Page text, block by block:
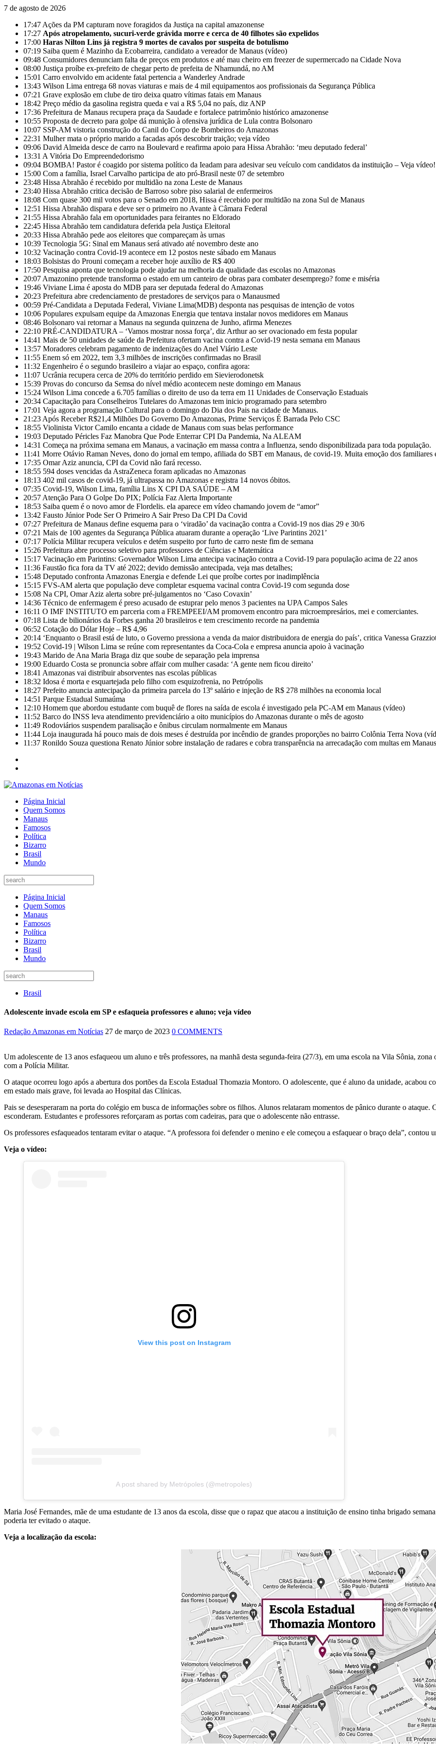
7 de agosto de 2026
17:47 Ações da PM capturam nove foragidos da Justiça na capital amazonense
17:27 Após atropelamento, sucuri-verde grávida morre e cerca de 40 filhotes são expelidos
17:00 Haras Nilton Lins já registra 9 mortes de cavalos por suspeita de botulismo
07:19 Saiba quem é Mazinho da Ecobarreira, candidato a vereador de Manaus (vídeo)
09:48 Consumidores denunciam falta de preços em produtos e até mau cheiro em freezer de supermercado na Cidade Nova
08:00 Justiça proíbe ex-prefeito de chegar perto de prefeita de Nhamundá, no AM
15:01 Carro envolvido em acidente fatal pertencia a Wanderley Andrade
13:43 Wilson Lima entrega 68 novas viaturas e mais de 4 mil equipamentos aos profissionais da Segurança Pública
07:21 Grave explosão em clube de tiro deixa quatro vítimas fatais em Manaus
18:42 Preço médio da gasolina registra queda e vai a R$ 5,04 no país, diz ANP
17:36 Prefeitura de Manaus recupera praça da Saudade e fortalece patrimônio histórico amazonense
10:55 Proposta de decreto para golpe dá munição à ofensiva jurídica de Lula contra Bolsonaro
10:07 SSP-AM vistoria construção do Canil do Corpo de Bombeiros do Amazonas
22:31 Mulher mata o próprio marido a facadas após descobrir traição; veja vídeo
09:06 David Almeida desce de carro na Boulevard e reafirma apoio para Hissa Abrahão: ‘meu deputado federal’
13:31 A Vitória Do Empreendedorismo
09:04 BOMBA! Pastor é coagido por sistema político da Ieadam para adesivar seu veículo com candidatos da instituição – Veja vídeo!
15:00 Com a família, Israel Carvalho participa de ato pró-Brasil neste 07 de setembro
23:48 Hissa Abrahão é recebido por multidão na zona Leste de Manaus
23:40 Hissa Abrahão critica decisão de Barroso sobre piso salarial de enfermeiros
18:08 Com quase 300 mil votos para o Senado em 2018, Hissa é recebido por multidão na zona Sul de Manaus
12:51 Hissa Abrahão dispara e deve ser o primeiro no Avante à Câmara Federal
21:55 Hissa Abrahão fala em oportunidades para feirantes no Eldorado
22:45 Hissa Abrahão tem candidatura deferida pela Justiça Eleitoral
20:33 Hissa Abrahão pede aos eleitores que compareçam às urnas
10:39 Tecnologia 5G: Sinal em Manaus será ativado até novembro deste ano
10:32 Vacinação contra Covid-19 acontece em 12 postos neste sábado em Manaus
18:03 Bolsistas do Prouni começam a receber hoje auxílio de R$ 400
17:50 Pesquisa aponta que tecnologia pode ajudar na melhoria da qualidade das escolas no Amazonas
20:07 Amazonino pretende transforma o estado em um canteiro de obras para combater desemprego? fome e miséria
19:46 Viviane Lima é aposta do MDB para ser deputada federal do Amazonas
20:23 Prefeitura abre credenciamento de prestadores de serviços para o Manausmed
00:59 Pré-Candidata a Deputada Federal, Viviane Lima(MDB) desponta nas pesquisas de intenção de votos
10:06 Populares expulsam equipe da Amazonas Energia que tentava instalar novos medidores em Manaus
08:46 Bolsonaro vai retornar a Manaus na segunda quinzena de Junho, afirma Menezes
22:10 PRÉ-CANDIDATURA – ‘Vamos mostrar nossa força’, diz Arthur ao ser ovacionado em festa popular
14:41 Mais de 50 unidades de saúde da Prefeitura ofertam vacina contra a Covid-19 nesta semana em Manaus
13:57 Moradores celebram pagamento de indenizações do Anel Viário Leste
11:55 Enem só em 2022, tem 3,3 milhões de inscrições confirmadas no Brasil
11:32 Engenheiro é o segundo brasileiro a viajar ao espaço, confira agora:
11:07 Ucrânia recupera cerca de 20% do território perdido em Sievierodonetsk
15:39 Provas do concurso da Semsa do nível médio acontecem neste domingo em Manaus
15:24 Wilson Lima concede a 6.705 famílias o direito de uso da terra em 11 Unidades de Conservação Estaduais
20:34 Capacitação para Conselheiros Tutelares do Amazonas tem inicio programado para setembro
17:01 Veja agora a programação Cultural para o domingo do Dia dos Pais na cidade de Manaus.
21:23 Após Receber R$21,4 Milhões Do Governo Do Amazonas, Prime Serviços É Barrada Pelo CSC
18:55 Violinista Victor Camilo encanta a cidade de Manaus com suas belas performance
19:03 Deputado Péricles Faz Manobra Que Pode Enterrar CPI Da Pandemia, Na ALEAM
14:31 Começa na próxima semana em Manaus, a vacinação em massa contra a Influenza, sendo disponibilizada para toda população.
11:41 Morre Otávio Raman Neves, dono do jornal em tempo, afiliada do SBT em Manaus, de covid-19. Muita emoção dos familiares
17:35 Omar Aziz anuncia, CPI da Covid não fará recesso.
18:55 594 doses vencidas da AstraZeneca foram aplicadas no Amazonas
18:13 402 mil casos de covid-19, já ultrapassa no Amazonas e registra 14 novos óbitos.
07:35 Covid-19, Wilson Lima, família Lins X CPI DA SAÚDE – AM
20:57 Atenção Para O Golpe Do PIX; Polícia Faz Alerta Importante
18:53 Saiba quem é o novo amor de Flordelis. ela aparece em vídeo chamando jovem de “amor”
13:42 Fausto Júnior Pode Ser O Primeiro A Sair Preso Da CPI Da Covid
07:27 Prefeitura de Manaus define esquema para o ‘viradão’ da vacinação contra a Covid-19 nos dias 29 e 30/6
07:21 Mais de 100 agentes da Segurança Pública atuaram durante a operação ‘Live Parintins 2021’
07:17 Polícia Militar recupera veículos e detém suspeito por furto de carro neste fim de semana
15:26 Prefeitura abre processo seletivo para professores de Ciências e Matemática
15:17 Vacinação em Parintins: Governador Wilson Lima antecipa vacinação contra a Covid-19 para população acima de 22 anos
11:36 Faustão fica fora da TV até 2022; devido demissão antecipada, veja mas detalhes;
15:48 Deputado confronta Amazonas Energia e defende Lei que proíbe cortes por inadimplência
15:15 FVS-AM alerta que população deve completar esquema vacinal contra Covid-19 com segunda dose
15:08 Na CPI, Omar Aziz alerta sobre pré-julgamentos no ‘Caso Covaxin’
14:36 Técnico de enfermagem é preso acusado de estuprar pelo menos 3 pacientes na UPA Campos Sales
16:11 O IMF INSTITUTO em parceria com a FREMPEEI/AM promovem encontro para microempresários, mei e comerciantes.
07:18 Lista de bilionários da Forbes ganha 20 brasileiros e tem crescimento recorde na pandemia
06:52 Cotação do Dólar Hoje – R$ 4,96
20:14 ‘Enquanto o Brasil está de luto, o Governo pressiona a venda da maior distribuidora de energia do país’, critica Vanessa
19:52 Covid-19 | Wilson Lima se reúne com representantes da Coca-Cola e empresa anuncia apoio à vacinação
19:43 Marido de Ana Maria Braga diz que soube de separação pela imprensa
19:00 Eduardo Costa se pronuncia sobre affair com mulher casada: ‘A gente nem ficou direito’
18:41 Amazonas vai distribuir absorventes nas escolas públicas
18:32 Idosa é morta e esquartejada pelo filho com esquizofrenia, no Petrópolis
18:27 Prefeito anuncia antecipação da primeira parcela do 13º salário e injeção de R$ 278 milhões na economia local
14:51 Parque Estadual Sumaúma
12:10 Homem que abordou estudante com buquê de flores na saída de escola é investigado pela PC-AM em Manaus (vídeo)
11:52 Barco do INSS leva atendimento previdenciário a oito municípios do Amazonas durante o mês de agosto
11:49 Rodoviários suspendem paralisação e ônibus circulam normalmente em Manaus
11:44 Loja inaugurada há pouco mais de dois meses é destruída por incêndio de grandes proporções no bairro Colônia Terra Nova
11:37 Ronildo Souza questiona Renato Júnior sobre instalação de radares e cobra transparência na arrecadação com multas em Manaus
Página Inicial
Quem Somos
Manaus
Famosos
Política
Bizarro
Brasil
Mundo
Página Inicial
Quem Somos
Manaus
Famosos
Política
Bizarro
Brasil
Mundo
Brasil
Adolescente invade escola em SP e esfaqueia professores e aluno; veja vídeo
Redação Amazonas em Notícias 27 de março de 2023 0 COMMENTS
Um adolescente de 13 anos esfaqueou um aluno e três professores, na manhã desta segunda-feira (27/3), em uma escola na Vila Sônia,
com a Polícia Militar.
O ataque ocorreu logo após a abertura dos portões da Escola Estadual Thomazia Montoro. O adolescente, que é aluno da unidade, acabou
em estado mais grave, foi levada ao Hospital das Clínicas.
Pais se desesperaram na porta do colégio em busca de informações sobre os filhos. Alunos relataram momentos de pânico durante o
esconderam. Estudantes e professores reforçaram as portas com cadeiras, para que o adolescente não entrasse.
Os professores esfaqueados tentaram evitar o ataque. “A professora foi defender o menino e ele começou a esfaquear o braço dela”, contou
Veja o vídeo:
View this post on Instagram
A post shared by Metrópoles (@metropoles)
Maria José Fernandes, mãe de uma estudante de 13 anos da escola, disse que o rapaz que atacou a instituição de ensino tinha brigado
poderia ter evitado o ataque.
Veja a localização da escola: